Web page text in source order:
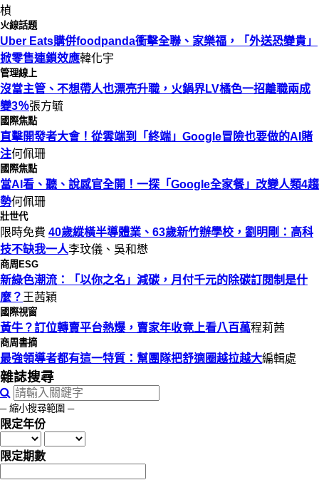
楨
火線話題
Uber Eats購併foodpanda衝擊全聯、家樂福，「外送恐變貴」
掀零售連鎖效應韓化宇
管理線上
沒當主管、不想帶人也漂亮升職，火鍋界LV橘色一招離職兩成
變3％張方毓
國際焦點
直擊開發者大會！從雲端到「終端」Google冒險也要做的AI賭
注何佩珊
國際焦點
當AI看、聽、說感官全開！一探「Google全家餐」改變人類4趨
勢何佩珊
壯世代
限時免費 40歲縱橫半導體業、63歲新竹辦學校，劉明剛：高科
技不缺我一人李玟儀、吳和懋
商周ESG
新綠色潮流：「以你之名」減碳，月付千元的除碳訂閱制是什
麼？ 王茜穎
國際視窗
黃牛？訂位轉賣平台熱爆，賣家年收竟上看八百萬程莉茜
商周書摘
最強領導者都有這一特質：幫團隊把舒適圈越拉越大編輯處
雜誌搜尋
─ 縮小搜尋範圍 ─
限定年份
限定期數